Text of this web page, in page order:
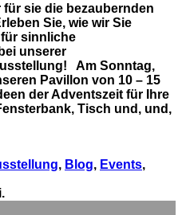
sie die bezaubernden
Sie, wie wir Sie
sinnliche
unserer
Am Sonntag,
Pavillon von 10 – 15
der Adventszeit für Ihre
Tisch und, und,
, Blog, Events,